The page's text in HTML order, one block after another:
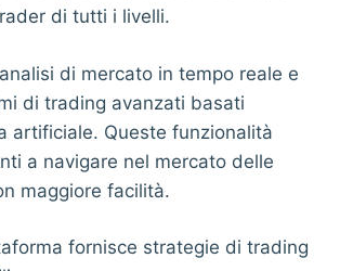
di tutti i livelli.
di mercato in tempo reale e
di trading avanzati basati
artificiale. Queste funzionalità
a navigare nel mercato delle
maggiore facilità.
fornisce strategie di trading